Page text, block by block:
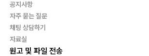
공지사항
자주 묻는 질문
채팅 상담하기
자료실
원고 및 파일 전송